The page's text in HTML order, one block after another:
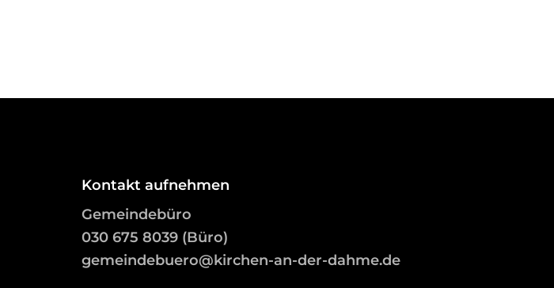
Kontakt aufnehmen
Gemeindebüro
030 675 8039 (Büro)
gemeindebuero@kirchen-an-der-dahme.de